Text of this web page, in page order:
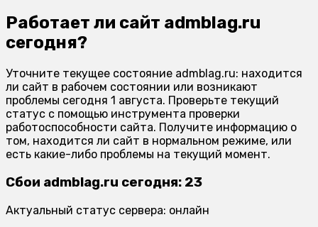
Работает ли сайт admblag.ru
сегодня?
Уточните текущее состояние admblag.ru: находится
ли сайт в рабочем состоянии или возникают
проблемы сегодня 1 августа. Проверьте текущий
статус с помощью инструмента проверки
работоспособности сайта. Получите информацию о
том, находится ли сайт в нормальном режиме, или
есть какие-либо проблемы на текущий момент.
Сбои admblag.ru сегодня: 23
Актуальный статус сервера: онлайн